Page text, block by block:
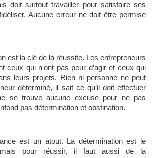
doit surtout travailler pour satisfaire ses
Aucune erreur ne doit être permise
est la clé de la réussite. Les entrepreneurs
ceux qui n'ont pas peur d’agir et ceux qui
leurs projets. Rien ni personne ne peut
déterminé, il sait ce qu’il doit effectuer
se trouve aucune excuse pour ne pas
pas détermination et obstination.
est un atout. La détermination est le
mais pour réussir, il faut aussi de la